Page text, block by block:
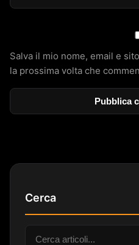
Salva il mio nome, email e
la prossima volta che
Cerca
Cerca: